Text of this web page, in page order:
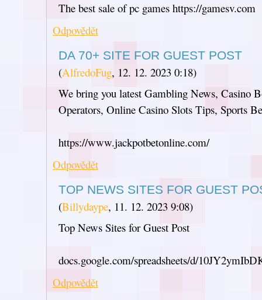
The best sale of pc games https://gamesv.com
Odpovědět
DA 70+ SITE FOR GUEST POST
(AlfredoFug, 12. 12. 2023 0:18)
We bring you latest Gambling News, Casino
Operators, Online Casino Slots Tips, Sports
https://www.jackpotbetonline.com/
Odpovědět
TOP NEWS SITES FOR GUEST
(Billydaype, 11. 12. 2023 9:08)
Top News Sites for Guest Post
docs.google.com/spreadsheets/d/
Odpovědět